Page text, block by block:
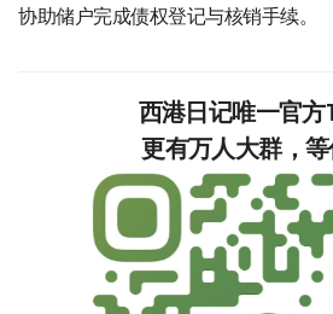
协助储户完成债权登记与核销手续。
西港日记唯一官
更有万人大群，